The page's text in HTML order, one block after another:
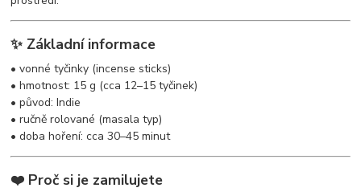
✨ Základní informace
• vonné tyčinky (incense sticks)
• hmotnost: 15 g (cca 12–15 tyčinek)
• původ: Indie
• ručně rolované (masala typ)
• doba hoření: cca 30–45 minut
❤️ Proč si je zamilujete